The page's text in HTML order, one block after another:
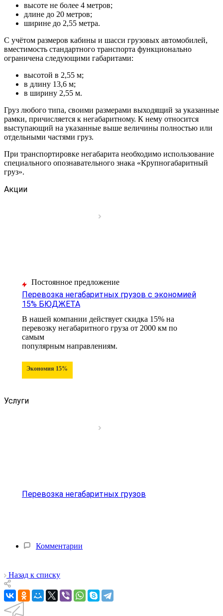
высоте не более 4 метров;
длине до 20 метров;
ширине до 2,55 метра.
С учётом размеров кабины и шасси грузовых автомобилей,
вместимость стандартного транспорта функционально
ограничена следующими габаритами:
высотой в 2,55 м;
в длину 13,6 м;
в ширину 2,55 м.
Груз любого типа, своими размерами выходящий за указанные
рамки, причисляется к негабаритному. К нему относится
выступающий на указанные выше величины полностью или
отдельными частями груз.
При транспортировке негабарита необходимо использование
специального опознавательного знака «Крупногабаритный
груз».
Акции
Постоянное предложение
Перевозка негабаритных грузов с экономией
15% БЮДЖЕТА
В нашей компании действует скидка 15% на
перевозку негабаритного груза от 2000 км по
самым
популярным направлениям.
Экономия 15%
Услуги
Перевозка негабаритных грузов
Комментарии
Назад к списку